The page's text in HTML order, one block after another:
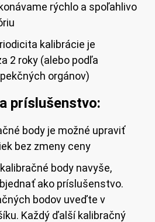
rýchlo a spoľahlivo
kalibrácie je
2 roky (alebo podľa
orgánov)
príslušenstvo:
body je možné upraviť
bez zmeny ceny
body navyše,
ako príslušenstvo.
bodov uveďte v
Každý ďalší kalibračný